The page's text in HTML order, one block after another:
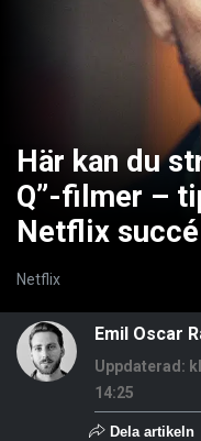
Här kan du
Q”-filmer –
Netflix succé
Netflix
Emil Oscar
Uppdaterad:
14:25
Dela artikeln